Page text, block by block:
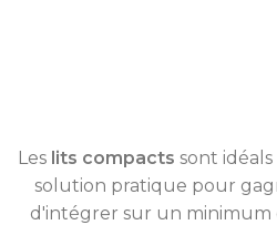
Les lits compacts sont
solution pratique pour
d'intégrer sur un minimum